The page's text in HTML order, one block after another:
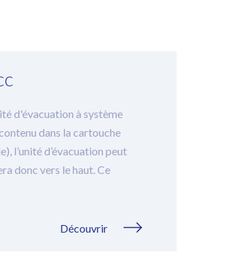
d'évacuation à système
dans la cartouche
l’unité d’évacuation peut
donc vers le haut. Ce
Découvrir